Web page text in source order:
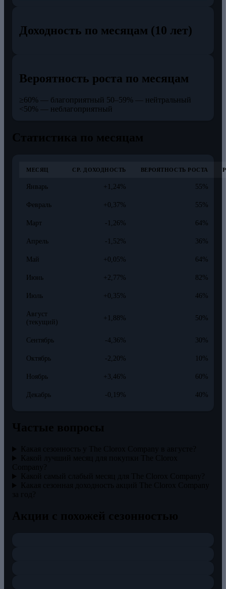
Доходность по месяцам (10 лет)
Вероятность роста по месяцам
≥60% — благоприятный 50–59% — нейтральный
<50% — неблагоприятный
МЕСЯЦ СР. ДОХОДНОСТЬ ВЕРОЯТНОСТЬ РОСТА
Январь +1,24% 55%
Февраль +0,37% 55%
Март -1,26% 64%
Апрель -1,52% 36%
Май +0,05% 64%
Июнь +2,77% 82%
Июль +0,35% 46%
Август
(текущий)
+1,88% 50%
Сентябрь -4,36% 30%
Октябрь -2,20% 10%
Ноябрь +3,46% 60%
Декабрь -0,19% 40%